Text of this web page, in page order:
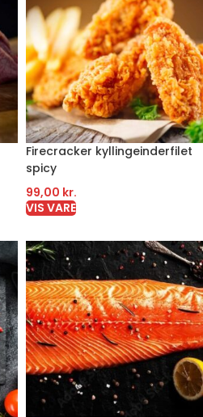
Firecracker kyllingeinderfilet
spicy
99,00 kr.
VIS VARE